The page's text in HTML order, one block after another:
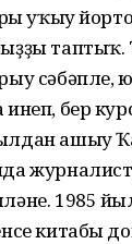
уҡыу
таптыҡ.
сәбәпле,
бер
ашыу
1985
китабы